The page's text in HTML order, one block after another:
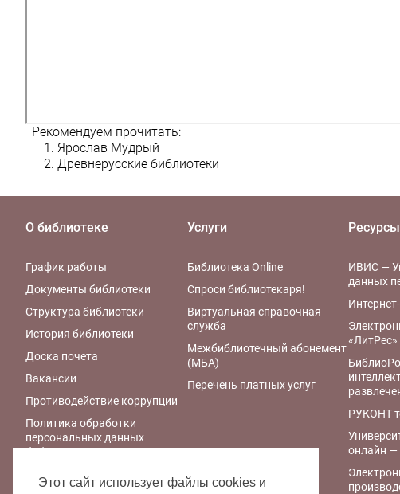
Рекомендуем прочитать:
Ярослав Мудрый
Древнерусские библиотеки
О библиотеке
График работы
Документы библиотеки
Структура библиотеки
История библиотеки
Доска почета
Вакансии
Противодействие коррупции
Политика обработки
персональных данных
библиотеки
Правила обработки
персональных данных
Услуги
Библиотека Online
Спроси библиотекаря!
Виртуальная справочная
служба
Межбиблиотечный абонемент
(МБА)
Перечень платных услуг
Ресурсы
ИВИС —
данных
«ЛитРес»
РУКОНТ
онлайн —
Этот сайт использует файлы cookies и